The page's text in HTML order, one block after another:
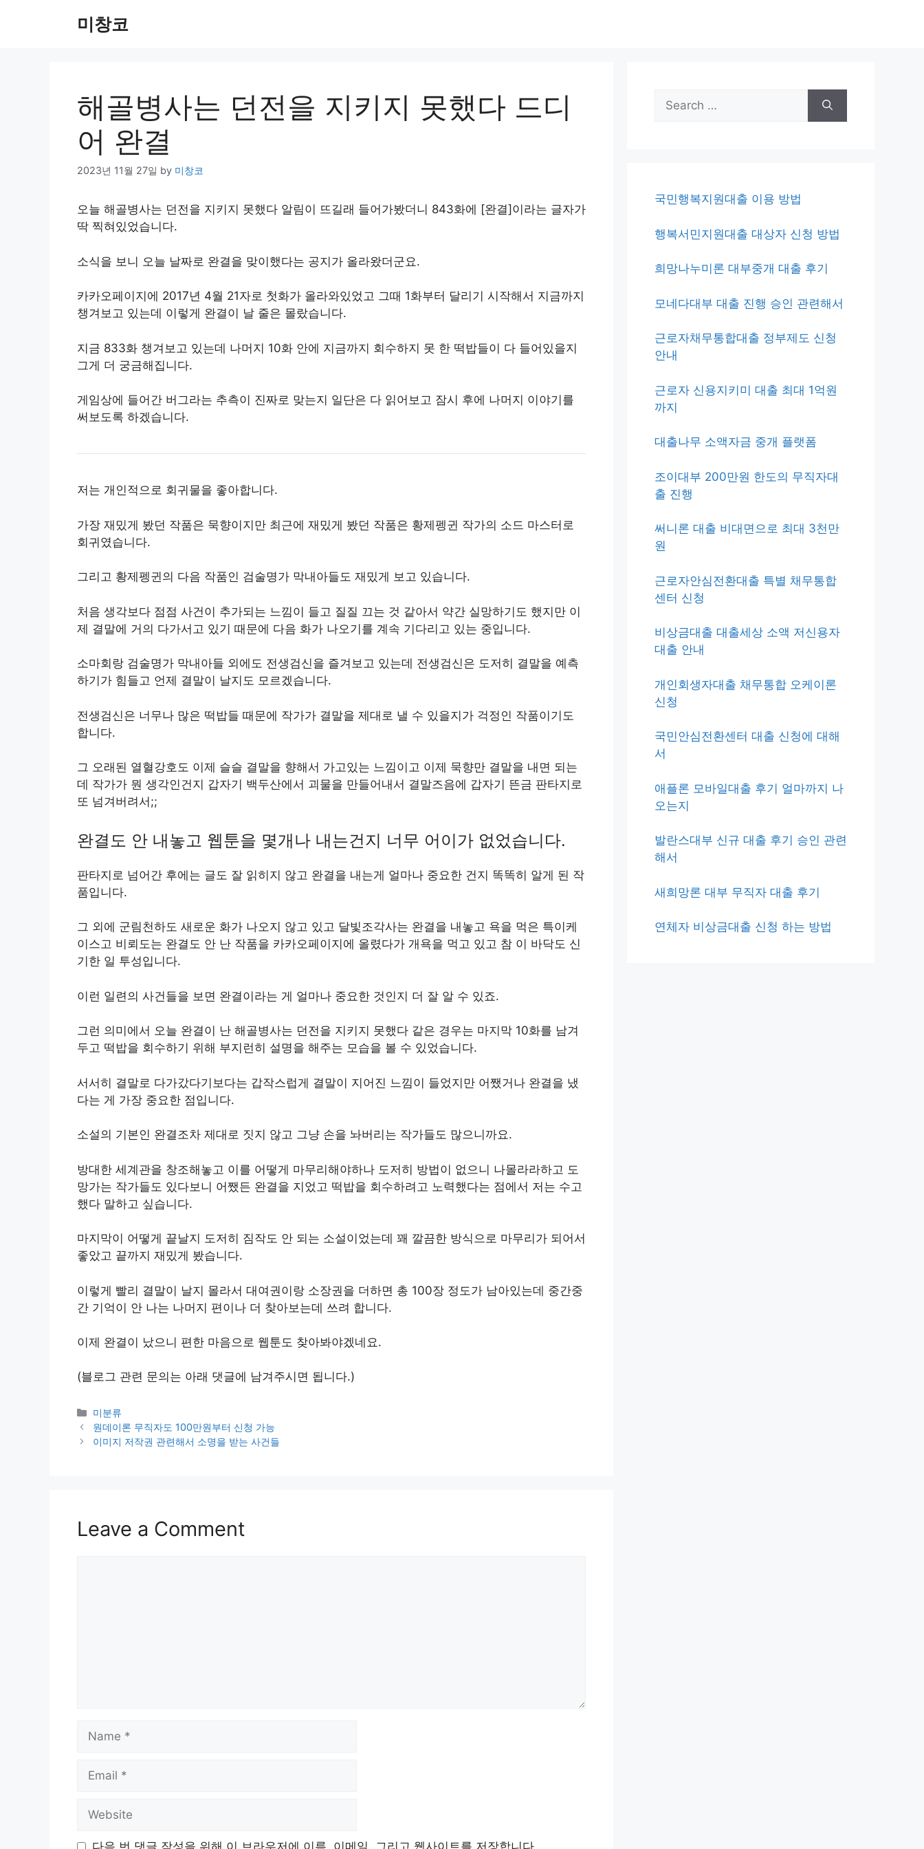
미창코
해골병사는 던전을 지키지 못했다 드디
어 완결
2023년 11월 27일 by 미창코
오늘 해골병사는 던전을 지키지 못했다 알림이 뜨길래 들어가봤더니 843화에 [완결]이라는 글자가
딱 찍혀있었습니다.
소식을 보니 오늘 날짜로 완결을 맞이했다는 공지가 올라왔더군요.
카카오페이지에 2017년 4월 21자로 첫화가 올라와있었고 그때 1화부터 달리기 시작해서 지금까지
챙겨보고 있는데 이렇게 완결이 날 줄은 몰랐습니다.
지금 833화 챙겨보고 있는데 나머지 10화 안에 지금까지 회수하지 못 한 떡밥들이 다 들어있을지
그게 더 궁금해집니다.
게임상에 들어간 버그라는 추측이 진짜로 맞는지 일단은 다 읽어보고 잠시 후에 나머지 이야기를
써보도록 하겠습니다.
저는 개인적으로 회귀물을 좋아합니다.
가장 재밌게 봤던 작품은 묵향이지만 최근에 재밌게 봤던 작품은 황제펭귄 작가의 소드 마스터로
회귀였습니다.
그리고 황제펭귄의 다음 작품인 검술명가 막내아들도 재밌게 보고 있습니다.
처음 생각보다 점점 사건이 추가되는 느낌이 들고 질질 끄는 것 같아서 약간 실망하기도 했지만 이
제 결말에 거의 다가서고 있기 때문에 다음 화가 나오기를 계속 기다리고 있는 중입니다.
소마회랑 검술명가 막내아들 외에도 전생검신을 즐겨보고 있는데 전생검신은 도저히 결말을 예측
하기가 힘들고 언제 결말이 날지도 모르겠습니다.
전생검신은 너무나 많은 떡밥들 때문에 작가가 결말을 제대로 낼 수 있을지가 걱정인 작품이기도
합니다.
그 오래된 열혈강호도 이제 슬슬 결말을 향해서 가고있는 느낌이고 이제 묵향만 결말을 내면 되는
데 작가가 뭔 생각인건지 갑자기 백두산에서 괴물을 만들어내서 결말즈음에 갑자기 뜬금 판타지로
또 넘겨버려서;;
완결도 안 내놓고 웹툰을 몇개나 내는건지 너무 어이가 없었습니다.
판타지로 넘어간 후에는 글도 잘 읽히지 않고 완결을 내는게 얼마나 중요한 건지 똑똑히 알게 된 작
품입니다.
그 외에 군림천하도 새로운 화가 나오지 않고 있고 달빛조각사는 완결을 내놓고 욕을 먹은 특이케
이스고 비뢰도는 완결도 안 난 작품을 카카오페이지에 올렸다가 개욕을 먹고 있고 참 이 바닥도 신
기한 일 투성입니다.
이런 일련의 사건들을 보면 완결이라는 게 얼마나 중요한 것인지 더 잘 알 수 있죠.
그런 의미에서 오늘 완결이 난 해골병사는 던전을 지키지 못했다 같은 경우는 마지막 10화를 남겨
두고 떡밥을 회수하기 위해 부지런히 설명을 해주는 모습을 볼 수 있었습니다.
서서히 결말로 다가갔다기보다는 갑작스럽게 결말이 지어진 느낌이 들었지만 어쨌거나 완결을 냈
다는 게 가장 중요한 점입니다.
소설의 기본인 완결조차 제대로 짓지 않고 그냥 손을 놔버리는 작가들도 많으니까요.
방대한 세계관을 창조해놓고 이를 어떻게 마무리해야하나 도저히 방법이 없으니 나몰라라하고 도
망가는 작가들도 있다보니 어쨌든 완결을 지었고 떡밥을 회수하려고 노력했다는 점에서 저는 수고
했다 말하고 싶습니다.
마지막이 어떻게 끝날지 도저히 짐작도 안 되는 소설이었는데 꽤 깔끔한 방식으로 마무리가 되어서
좋았고 끝까지 재밌게 봤습니다.
이렇게 빨리 결말이 날지 몰라서 대여권이랑 소장권을 더하면 총 100장 정도가 남아있는데 중간중
간 기억이 안 나는 나머지 편이나 더 찾아보는데 쓰려 합니다.
이제 완결이 났으니 편한 마음으로 웹툰도 찾아봐야겠네요.
(블로그 관련 문의는 아래 댓글에 남겨주시면 됩니다.)
Categories
미분류
원데이론 무직자도 100만원부터 신청 가능
이미지 저작권 관련해서 소명을 받는 사건들
Leave a Comment
Name
Email
Website
Search
for:
국민행복지원대출 이용 방법
행복서민지원대출 대상자 신청 방법
희망나누미론 대부중개 대출 후기
모네다대부 대출 진행 승인 관련해서
근로자채무통합대출 정부제도 신청
안내
근로자 신용지키미 대출 최대 1억원
까지
대출나무 소액자금 중개 플랫폼
조이대부 200만원 한도의 무직자대
출 진행
써니론 대출 비대면으로 최대 3천만
원
근로자안심전환대출 특별 채무통합
센터 신청
비상금대출 대출세상 소액 저신용자
대출 안내
개인회생자대출 채무통합 오케이론
신청
국민안심전환센터 대출 신청에 대해
서
애플론 모바일대출 후기 얼마까지 나
오는지
발란스대부 신규 대출 후기 승인 관련
해서
새희망론 대부 무직자 대출 후기
연체자 비상금대출 신청 하는 방법